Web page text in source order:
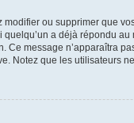
modifier ou supprimer que
a déjà répondu au
Ce message n’apparaîtra
Notez que les utilisateurs